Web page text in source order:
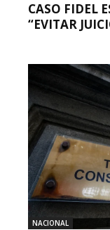
CASO FIDEL
“EVITAR
NACIONAL